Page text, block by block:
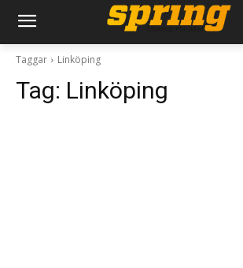
Taggar Linköping
Tag: Linköping